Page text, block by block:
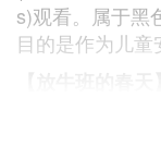
s)观看。属于黑
目的是作为儿童
该片讲述了世